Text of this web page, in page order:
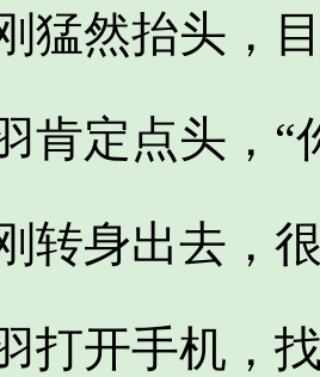
然抬头，目
定点头，“
身出去，很
开手机，找